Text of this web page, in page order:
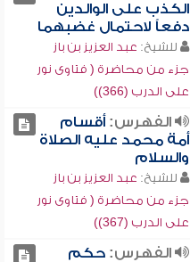
الكذب على الوالدين
دفعاً لاحتمال غضبهما
للشيخ: عبد العزيز بن باز
جزء من محاضرة ( فتاوى نور
على الدرب (366))
الفهرس:أقسام
أمة محمد عليه الصلاة
والسلام
للشيخ: عبد العزيز بن باز
جزء من محاضرة ( فتاوى نور
على الدرب (367))
الفهرس:حكم